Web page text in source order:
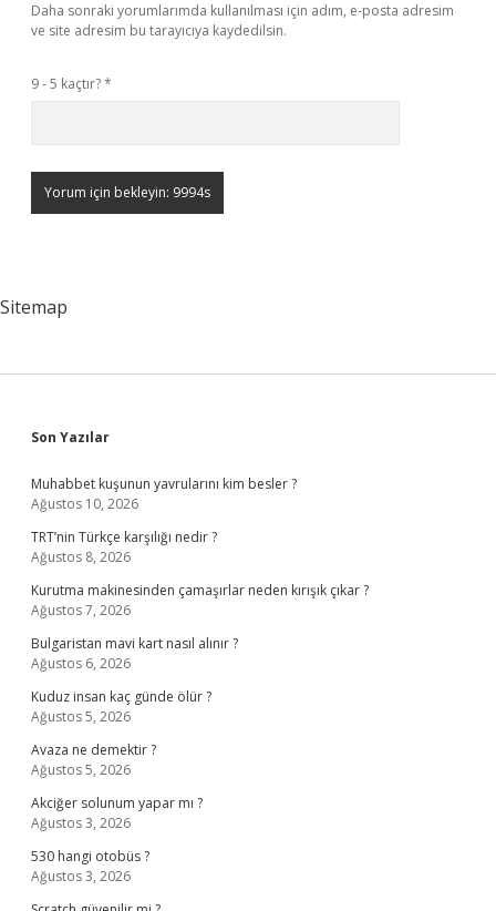
Daha sonraki yorumlarımda kullanılması için adım, e-posta adresim
ve site adresim bu tarayıcıya kaydedilsin.
9 - 5 kaçtır?*
Sitemap
Sidebar
Son Yazılar
Muhabbet kuşunun yavrularını kim besler ?
Ağustos 10, 2026
TRT’nin Türkçe karşılığı nedir ?
Ağustos 8, 2026
Kurutma makinesinden çamaşırlar neden kırışık çıkar ?
Ağustos 7, 2026
Bulgaristan mavi kart nasıl alınır ?
Ağustos 6, 2026
Kuduz insan kaç günde ölür ?
Ağustos 5, 2026
Avaza ne demektir ?
Ağustos 5, 2026
Akciğer solunum yapar mı ?
Ağustos 3, 2026
530 hangi otobüs ?
Ağustos 3, 2026